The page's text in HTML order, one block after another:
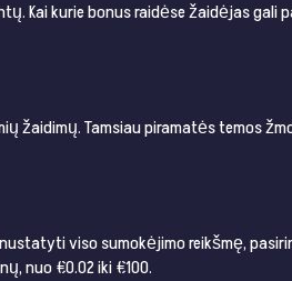
Kai kurie bonus raidėse žaidėjas
žaidimų. Tamsiau piramatės temos
viso sumokėjimo reikšmę,
nuo €0.02 iki €100.